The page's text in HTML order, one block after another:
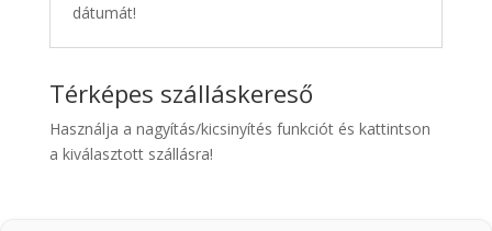
dátumát!
Térképes szálláskereső
Használja a nagyítás/kicsinyítés funkciót és kattintson
a kiválasztott szállásra!